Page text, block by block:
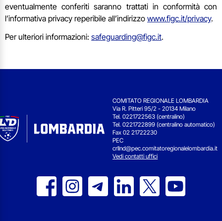
eventualmente conferiti saranno trattati in conformità con
l’informativa privacy reperibile all’indirizzo www.figc.it/privacy.
Per ulteriori informazioni: safeguarding@figc.it.
COMITATO REGIONALE LOMBARDIA
Via R. Pitteri 95/2 - 20134 Milano
Tel. 0221722563 (centralino)
Tel. 0221722899 (centralino automatico)
Fax 02 21722230
PEC
crllnd@pec.comitatoregionalelombardia.it
Vedi contatti uffici